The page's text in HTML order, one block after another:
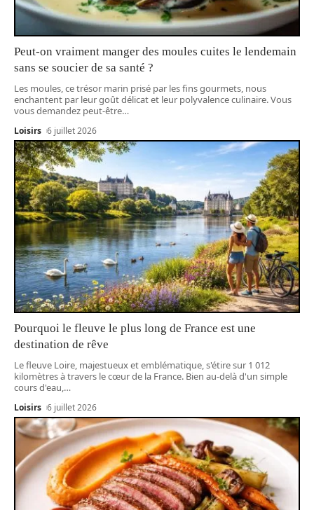
Peut-on vraiment manger des moules cuites le lendemain
sans se soucier de sa santé ?
Les moules, ce trésor marin prisé par les fins gourmets, nous
enchantent par leur goût délicat et leur polyvalence culinaire. Vous
vous demandez peut-être…
Loisirs 6 juillet 2026
Pourquoi le fleuve le plus long de France est une
destination de rêve
Le fleuve Loire, majestueux et emblématique, s'étire sur 1 012
kilomètres à travers le cœur de la France. Bien au-delà d'un simple
cours d'eau,…
Loisirs 6 juillet 2026